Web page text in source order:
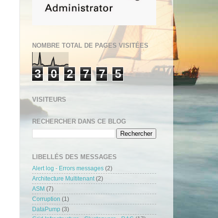
NOMBRE TOTAL DE PAGES VISITÉES
3 0 2 7 7 5
VISITEURS
RECHERCHER DANS CE BLOG
LIBELLÉS DES MESSAGES
Alert log - Errors messages (2)
Architecture Multitenant (2)
ASM (7)
Corruption (1)
DataPump (3)